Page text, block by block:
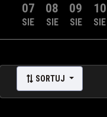
07
SIE
08
SIE
09
SIE
10
SIE
SORTUJ